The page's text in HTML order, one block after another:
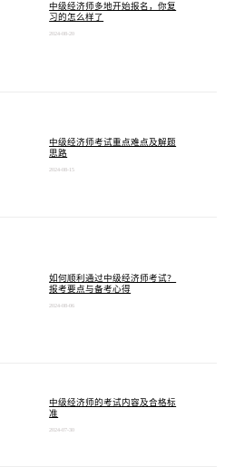
中级经济师多地开始报名，你复
习的怎么样了
2024-08-20
中级经济师考试重点难点及解题
思路
2024-08-15
如何顺利通过中级经济师考试？
报考要点与备考心得
2024-08-06
中级经济师的考试内容及合格标
准
2024-07-30